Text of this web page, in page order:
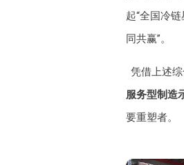
起“全国冷
同共赢”。
凭借上述
服务型制造
要重塑者。